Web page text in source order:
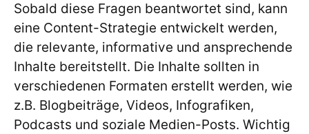
Sobald diese Fragen beantwortet sind, kann
eine Content-Strategie entwickelt werden,
die relevante, informative und ansprechende
Inhalte bereitstellt. Die Inhalte sollten in
verschiedenen Formaten erstellt werden, wie
z.B. Blogbeiträge, Videos, Infografiken,
Podcasts und soziale Medien-Posts. Wichtig